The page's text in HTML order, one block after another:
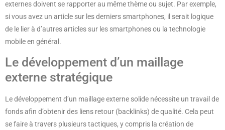
externes doivent se rapporter au même thème ou sujet. Par exemple,
si vous avez un article sur les derniers smartphones, il serait logique
de le lier à d’autres articles sur les smartphones ou la technologie
mobile en général.
Le développement d’un maillage
externe stratégique
Le développement d’un maillage externe solide nécessite un travail de
fonds afin d’obtenir des liens retour (backlinks) de qualité. Cela peut
se faire à travers plusieurs tactiques, y compris la création de